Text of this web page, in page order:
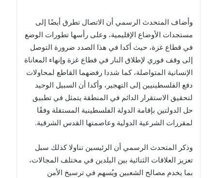
وأضاف المتحدث الرسمي أن الاتصال تطرق أيضًا إلى
مستجدات الأوضاع الإقليمية، وعلى رأسها تطورات الوضع
في قطاع غزة، حيث أكدا في هذا الصدد ضرورة التوصل
إلى وقف فوري لإطلاق النار في قطاع غزة وإنهاء المعاناة
الإنسانية المتواصلة، كما شددا رفضهما القاطع لمحاولات
دفع الفلسطينيين إلى التهجير، وأكدا أن السبيل الوحيد
لتحقيق الاستقرار الدائم في المنطقة يتمثل في تطبيق
حل الدولتين بإقامة الدولة الفلسطينية المستقلة وفقًا
لمقررات الشرعية الدولية وعاصمتها القدس الشرقية.
وذكر المتحدث الرسمي أن الرئيسين تناولا كذلك سبل
تعزيز العلاقات الثنائية بين البلدين في مختلف المجالات،
بما يخدم مصالح الشعبين ويُسهم في ترسيخ الأمن